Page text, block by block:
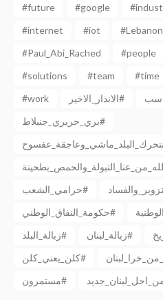
#future
#google
#internet
#iot #Lebanon
#Paul_Abi_Rached
#people
#solutions
#team #time
#work
الانذار_الاخير#
بري_حريري_جنبلاط#
حرامي_الشعب#
حكومة_النفاق_الوطني#
زبالة_البلد#
زبالة_لبنان#
كلن_يعني_كلن#
مستمرون#